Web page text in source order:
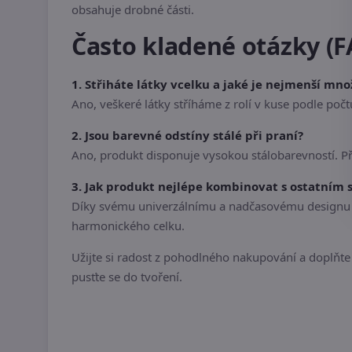
obsahuje drobné části.
Často kladené otázky
1. Střiháte látky vcelku a jaké je nejmenší
Ano, veškeré látky stříháme z rolí v kuse podle
2. Jsou barevné odstíny stálé při praní?
Ano, produkt disponuje vysokou stálobarevností.
3. Jak produkt nejlépe kombinovat s ostatním
Díky svému univerzálnímu a nadčasovému
harmonického celku.
Užijte si radost z pohodlného nakupování a
pusťte se do tvoření.